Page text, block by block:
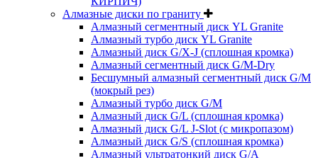
Алмазные диски по граниту
Алмазный сегментный диск YL Granite
Алмазный турбо диск YL Granite
Алмазный диск G/X-J (сплошная кромка)
Алмазный сегментный диск G/M-Dry
Бесшумный алмазный сегментный диск G/M
(мокрый рез)
Алмазный турбо диск G/M
Алмазный диск G/L (сплошная кромка)
Алмазный диск G/L J-Slot (с микропазом)
Алмазный диск G/S (сплошная кромка)
Алмазный ультратонкий диск G/A